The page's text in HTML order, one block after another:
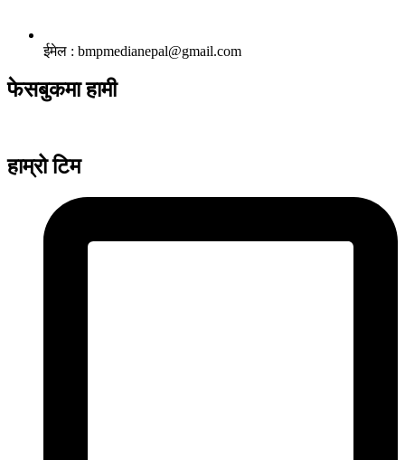
ईमेल : bmpmedianepal@gmail.com
फेसबुकमा हामी
हाम्रो टिम